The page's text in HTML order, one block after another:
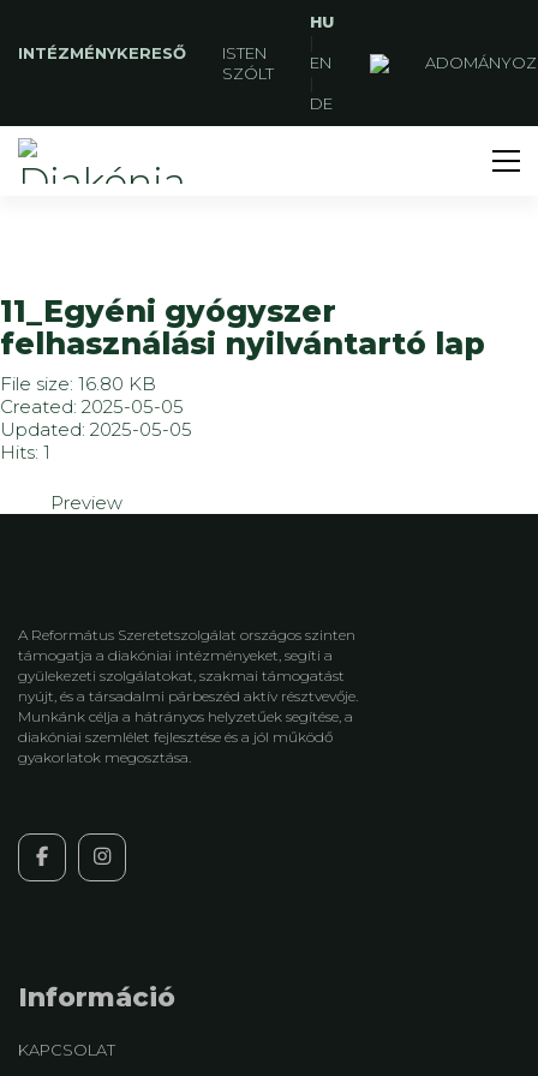
INTÉZMÉNYKERESŐ
ISTEN
SZÓLT
HU
|
EN
|
DE
11_Egyéni gyógyszer
felhasználási nyilvántartó lap
File size: 16.80 KB
Created: 2025-05-05
Updated: 2025-05-05
Hits: 1
Preview
A Református Szeretetszolgálat országos szinten
támogatja a diakóniai intézményeket, segíti a
gyülekezeti szolgálatokat, szakmai támogatást
nyújt, és a társadalmi párbeszéd aktív résztvevője.
Munkánk célja a hátrányos helyzetűek segítése, a
diakóniai szemlélet fejlesztése és a jól működő
gyakorlatok megosztása.
Információ
KAPCSOLAT